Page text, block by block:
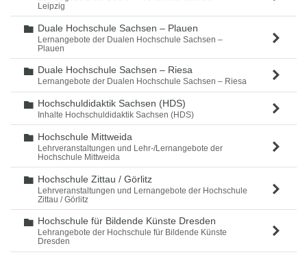
Leipzig
Ordner
Duale Hochschule Sachsen – Plauen
Lernangebote der Dualen Hochschule Sachsen –
Plauen
Ordner
Duale Hochschule Sachsen – Riesa
Lernangebote der Dualen Hochschule Sachsen – Riesa
Ordner
Hochschuldidaktik Sachsen (HDS)
Inhalte Hochschuldidaktik Sachsen (HDS)
Ordner
Hochschule Mittweida
Lehrveranstaltungen und Lehr-/Lernangebote der
Hochschule Mittweida
Ordner
Hochschule Zittau / Görlitz
Lehrveranstaltungen und Lernangebote der Hochschule
Zittau / Görlitz
Ordner
Hochschule für Bildende Künste Dresden
Lehrangebote der Hochschule für Bildende Künste
Dresden